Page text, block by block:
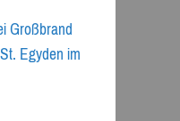
Großbrand
Egyden im